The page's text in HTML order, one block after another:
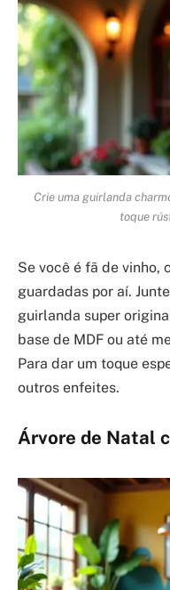
Crie uma guirlanda
toque
Se você é fã de vinho,
guardadas por aí.
guirlanda super
base de MDF ou até
Para dar um toque
outros enfeites.
Árvore de Natal